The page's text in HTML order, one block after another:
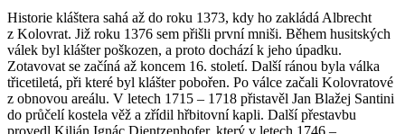
Historie kláštera sahá až do roku 1373, kdy ho zakládá Albrecht
z Kolovrat. Již roku 1376 sem přišli první mniši. Během husitských
válek byl klášter poškozen, a proto dochází k jeho úpadku.
Zotavovat se začíná až koncem 16. století. Další ránou byla válka
třicetiletá, při které byl klášter pobořen. Po válce začali Kolovratové
z obnovou areálu. V letech 1715 – 1718 přistavěl Jan Blažej Santini
do průčelí kostela věž a zřídil hřbitovní kapli. Další přestavbu
provedl Kilián Ignác Dientzenhofer, který v letech 1746 –